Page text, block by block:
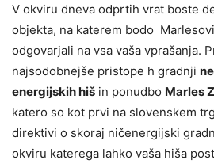
V okviru dneva odprtih vrat boste
objekta, na katerem bodo
odgovarjali na vsa vaša vprašanja.
najsodobnejše pristope h gradnji
energijskih hiš in ponudbo Marles
katero so kot prvi na slovenskem
direktivi o skoraj ničenergijski
okviru katerega lahko vaša hiša